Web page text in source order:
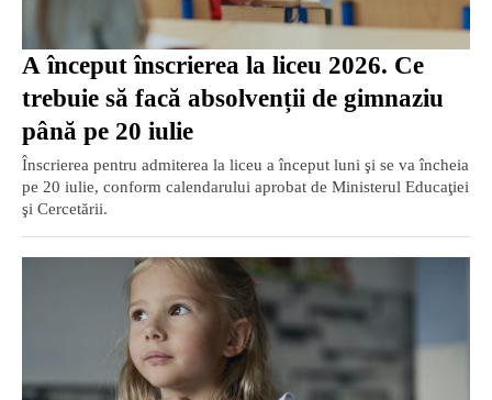
A început înscrierea la liceu 2026. Ce
trebuie să facă absolvenții de gimnaziu
până pe 20 iulie
Înscrierea pentru admiterea la liceu a început luni şi se va încheia
pe 20 iulie, conform calendarului aprobat de Ministerul Educaţiei
şi Cercetării.